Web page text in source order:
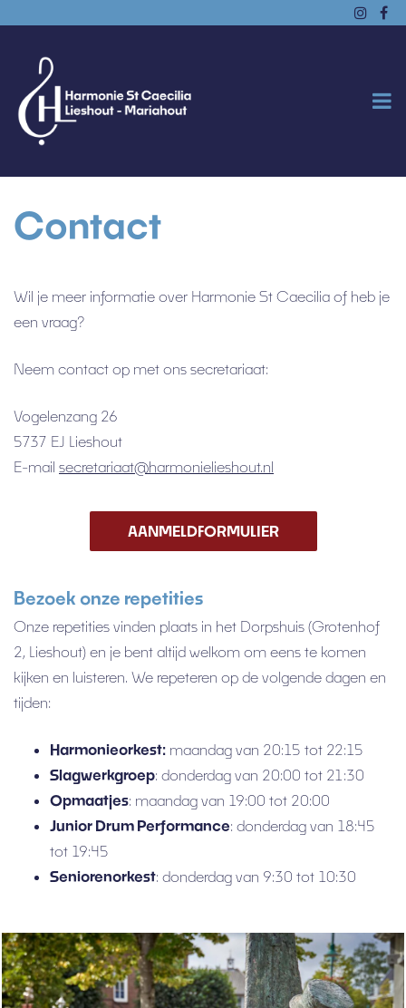
Contact
Wil je meer informatie over Harmonie St Caecilia of heb je
een vraag?
Neem contact op met ons secretariaat:
Vogelenzang 26
5737 EJ Lieshout
E-mail secretariaat@harmonielieshout.nl
AANMELDFORMULIER
Bezoek onze repetities
Onze repetities vinden plaats in het Dorpshuis (Grotenhof
2, Lieshout) en je bent altijd welkom om eens te komen
kijken en luisteren. We repeteren op de volgende dagen en
tijden:
Harmonieorkest: maandag van 20:15 tot 22:15
Slagwerkgroep: donderdag van 20:00 tot 21:30
Opmaatjes: maandag van 19:00 tot 20:00
Junior Drum Performance: donderdag van 18:45
tot 19:45
Seniorenorkest: donderdag van 9:30 tot 10:30